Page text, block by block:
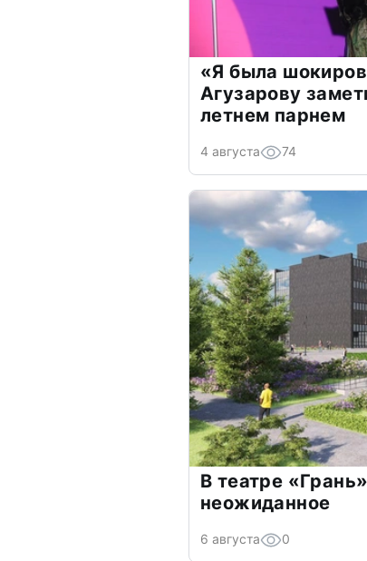
«Я была
Агузарову
летнем парнем
4 августа 74
В театре
неожиданное
6 августа 0